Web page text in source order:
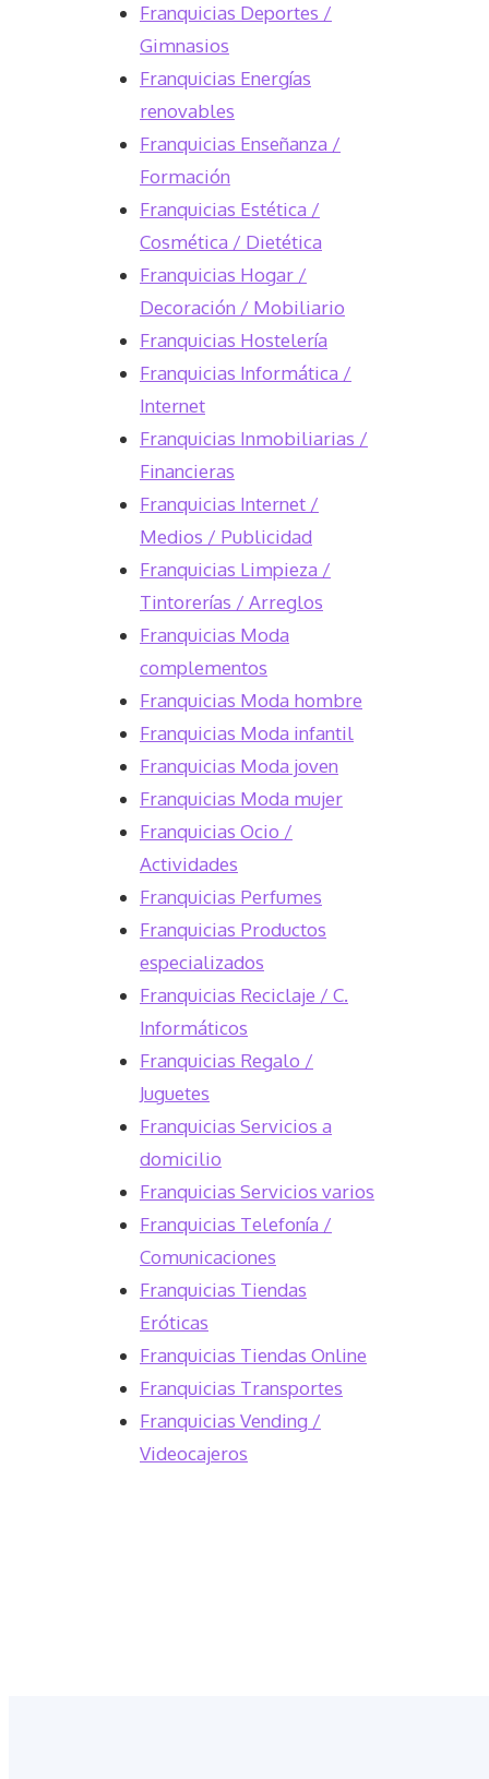
Franquicias Deportes /
Gimnasios
Franquicias Energías
renovables
Franquicias Enseñanza /
Formación
Franquicias Estética /
Cosmética / Dietética
Franquicias Hogar /
Decoración / Mobiliario
Franquicias Hostelería
Franquicias Informática /
Internet
Franquicias Inmobiliarias /
Financieras
Franquicias Internet /
Medios / Publicidad
Franquicias Limpieza /
Tintorerías / Arreglos
Franquicias Moda
complementos
Franquicias Moda hombre
Franquicias Moda infantil
Franquicias Moda joven
Franquicias Moda mujer
Franquicias Ocio /
Actividades
Franquicias Perfumes
Franquicias Productos
especializados
Franquicias Reciclaje / C.
Informáticos
Franquicias Regalo /
Juguetes
Franquicias Servicios a
domicilio
Franquicias Servicios varios
Franquicias Telefonía /
Comunicaciones
Franquicias Tiendas
Eróticas
Franquicias Tiendas Online
Franquicias Transportes
Franquicias Vending /
Videocajeros